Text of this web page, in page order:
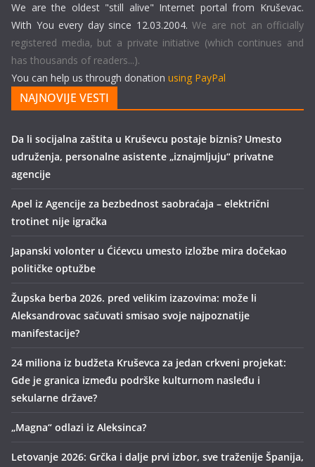
We are the oldest "still alive" Internet portal from Kruševac.
With You every day since 12.03.2004. We are not an officially
registered media, but a private initiative (which continues and
has thousands of readers...).
You can help us through donation using PayPal
NAJNOVIJE VESTI
Da li socijalna zaštita u Kruševcu postaje biznis? Umesto
udruženja, personalne asistente „iznajmljuju“ privatne
agencije
Apel iz Agencije za bezbednost saobraćaja – električni
trotinet nije igračka
Japanski volonter u Ćićevcu umesto izložbe mira dočekao
političke optužbe
Župska berba 2026. pred velikim izazovima: može li
Aleksandrovac sačuvati smisao svoje najpoznatije
manifestacije?
24 miliona iz budžeta Kruševca za jedan crkveni projekat:
Gde je granica između podrške kulturnom nasleđu i
sekularne države?
„Magna“ odlazi iz Aleksinca?
Letovanje 2026: Grčka i dalje prvi izbor, sve traženije Španija,